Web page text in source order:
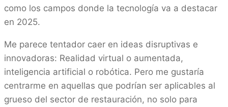
como los campos donde la tecnología va a destacar
en 2025.
Me parece tentador caer en ideas disruptivas e
innovadoras: Realidad virtual o aumentada,
inteligencia artificial o robótica. Pero me gustaría
centrarme en aquellas que podrían ser aplicables al
grueso del sector de restauración, no solo para